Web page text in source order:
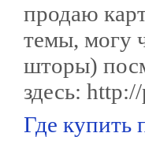
продаю
темы, могу
шторы)
здесь:
Где купить